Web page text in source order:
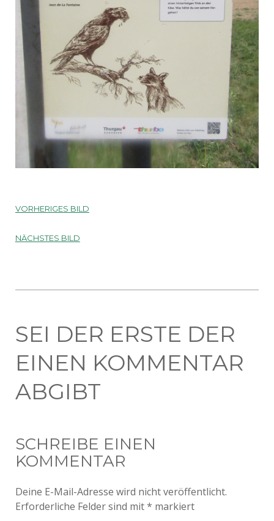
VORHERIGES BILD
NÄCHSTES BILD
SEI DER ERSTE DER
EINEN KOMMENTAR
ABGIBT
SCHREIBE EINEN
KOMMENTAR
Deine E-Mail-Adresse wird nicht veröffentlicht.
Erforderliche Felder sind mit* markiert